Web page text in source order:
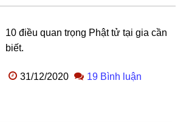
10 điều quan trọng Phật tử tại gia cần
biết.
31/12/2020 19 Bình luận